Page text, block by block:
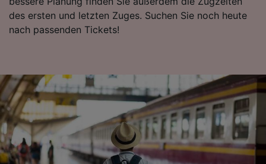
des ersten und letzten Zuges. Suchen Sie noch heute
nach passenden Tickets!
Inhalten, Zielgruppenforschung sowie
Entwicklung und Verbesserung von
Angeboten.